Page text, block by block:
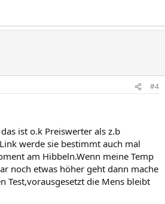
#4
ist o.k Preiswerter als z.b
werde sie bestimmt auch mal
am Hibbeln.Wenn meine Temp
noch etwas höher geht dann mache
Test,vorausgesetzt die Mens bleibt